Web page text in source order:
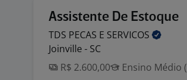
Assistente De Estoque
TDS PECAS E SERVICOS
Joinville - SC
R$ 2.600,00
Ensino Médio